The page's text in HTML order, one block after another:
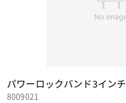
パワーロックバンド3インチ
8009021